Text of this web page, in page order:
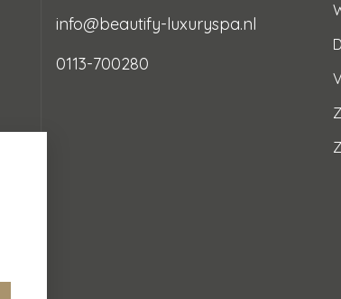
info@beautify-luxuryspa.nl
0113-700280